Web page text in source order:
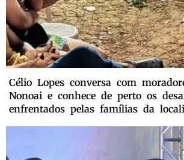
Célio Lopes conversa com
Nonoai e conhece de perto os
enfrentados pelas famílias da